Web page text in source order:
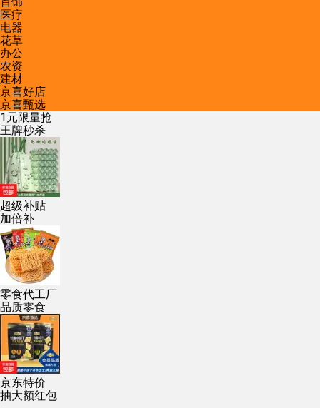
医疗
电器
花草
办公
农资
建材
京喜好店
京喜甄选
1元限量抢
王牌秒杀
超级补贴
加倍补
零食代工厂
品质零食
京东特价
抽大额红包